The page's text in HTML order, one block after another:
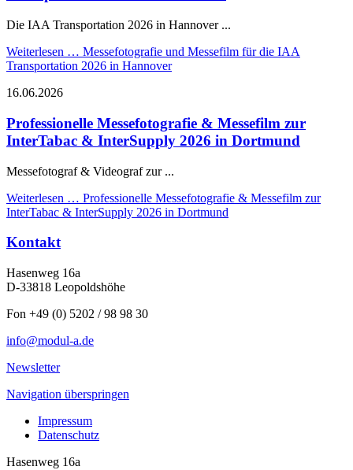
Die IAA Transportation 2026 in Hannover ...
Weiterlesen … Messefotografie und Messefilm für die IAA
Transportation 2026 in Hannover
16.06.2026
Professionelle Messefotografie & Messefilm zur
InterTabac & InterSupply 2026 in Dortmund
Messefotograf & Videograf zur ...
Weiterlesen … Professionelle Messefotografie & Messefilm zur
InterTabac & InterSupply 2026 in Dortmund
Kontakt
Hasenweg 16a
D-33818 Leopoldshöhe
Fon +49 (0) 5202 / 98 98 30
info@modul-a.de
Newsletter
Navigation überspringen
Impressum
Datenschutz
Hasenweg 16a